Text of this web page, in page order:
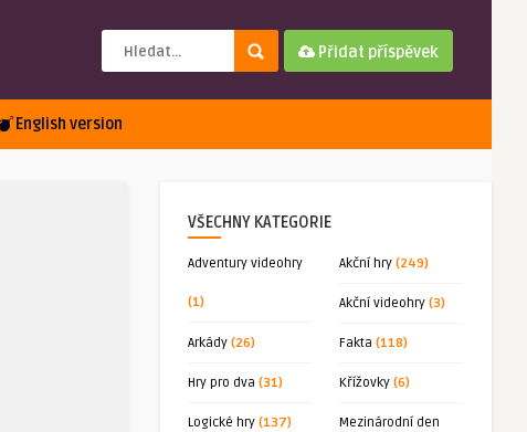
Přidat příspěvek
English version
VŠECHNY KATEGORIE
Adventury videohry
(1)
Akční hry (249)
Akční videohry (3)
Arkády (26) Fakta (118)
Hry pro dva (31) Křížovky (6)
Logické hry (137) Mezinárodní den